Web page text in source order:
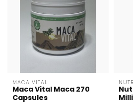
MACA VITAL
Maca Vital Maca 270
Capsules